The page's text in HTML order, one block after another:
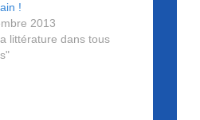
!
2013
littérature dans tous